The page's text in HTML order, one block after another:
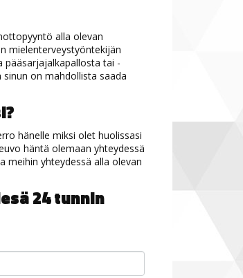
alla olevan
mielenterveystyöntekijän
tai -
sinun on mahdollista saada
hänelle miksi olet huolissasi
häntä olemaan yhteydessä
meihin yhteydessä alla olevan
24 tunnin